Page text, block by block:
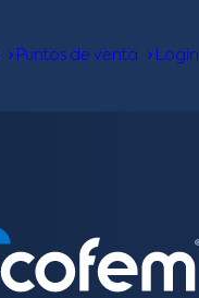
Puntos de venta Login